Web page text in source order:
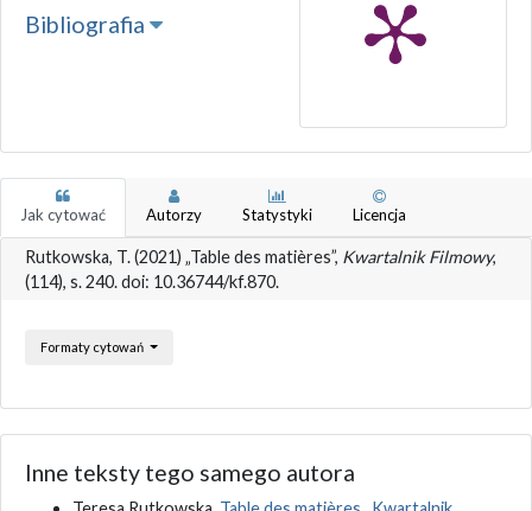
Bibliografia
Jak cytować Autorzy Statystyki Licencja
Rutkowska, T. (2021) „Table des matières”, Kwartalnik Filmowy,
(114), s. 240. doi: 10.36744/kf.870.
Formaty cytowań
Inne teksty tego samego autora